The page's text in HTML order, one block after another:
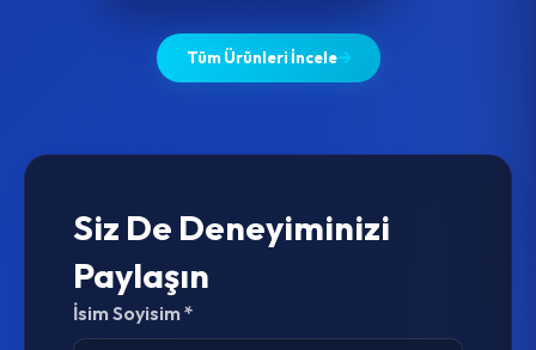
Tüm Ürünleri İncele
Siz De Deneyiminizi
Paylaşın
İsim Soyisim *